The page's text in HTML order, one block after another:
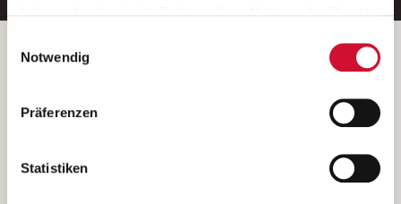
Wenn Sie auf „Cookies zulassen“ klicken, so stimmen
Sie der Speicherung sämtlicher Cookies zu. Sie können
Ihre Einwilligung selbstverständlich jederzeit widerrufen,
indem Sie die Cookie-Einstellungen aufrufen und diese
unsererDatenschutzerklärung
Notwendig
Präferenzen
Statistiken
Betreiber der Webseite
Kantstraße 45a
(Ein Tochterunternehmen des AWO Bezirksverbandes Unterfranken
e.V.)